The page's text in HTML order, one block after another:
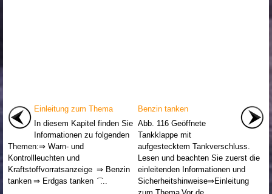
Einleitung zum Thema
In diesem Kapitel finden Sie
Informationen zu folgenden
Themen:⇒ Warn- und
Kontrollleuchten und
Kraftstoffvorratsanzeige ⇒ Benzin
tanken ⇒ Erdgas tanken ͡ ...
Benzin tanken
Abb. 116 Geöffnete
Tankklappe mit
aufgestecktem Tankverschluss.
Lesen und beachten Sie zuerst die
einleitenden Informationen und
Sicherheitshinweise⇒Einleitung